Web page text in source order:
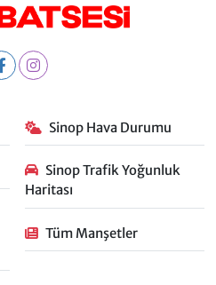
Sinop Hava Durumu
Sinop Trafik Yoğunluk
Haritası
Tüm Manşetler